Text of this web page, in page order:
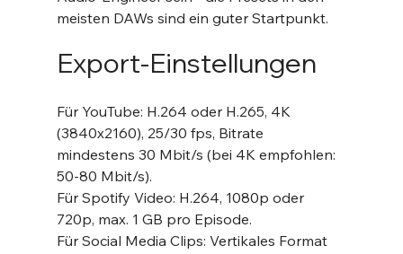
meisten DAWs sind ein guter Startpunkt.
Export-Einstellungen
Für YouTube: H.264 oder H.265, 4K
(3840x2160), 25/30 fps, Bitrate
mindestens 30 Mbit/s (bei 4K empfohlen:
50-80 Mbit/s).
Für Spotify Video: H.264, 1080p oder
720p, max. 1 GB pro Episode.
Für Social Media Clips: Vertikales Format